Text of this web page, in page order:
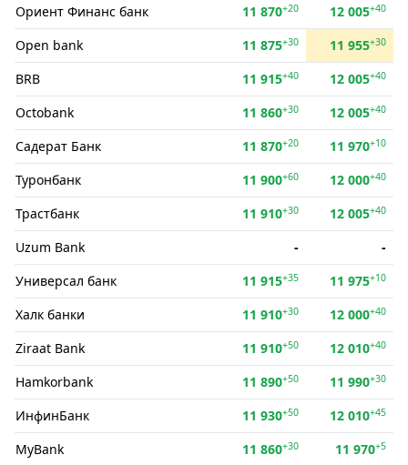
Ориент Финанс банк 11 870+20 12 005+40
Open bank 11 875+30 11 955+30
BRB 11 915+40 12 005+40
Octobank 11 860+30 12 005+40
Садерат Банк 11 870+20 11 970+10
Туронбанк 11 900+60 12 000+40
Трастбанк 11 910+30 12 005+40
Uzum Bank -
-
Универсал банк
11 915+35 11 975+10
Халк банки 11 910+30 12 000+40
Ziraat Bank 11 910+50 12 010+40
Hamkorbank 11 890+50 11 990+30
ИнфинБанк 11 930+50 12 010+45
MyBank 11 860+30 11 970+5